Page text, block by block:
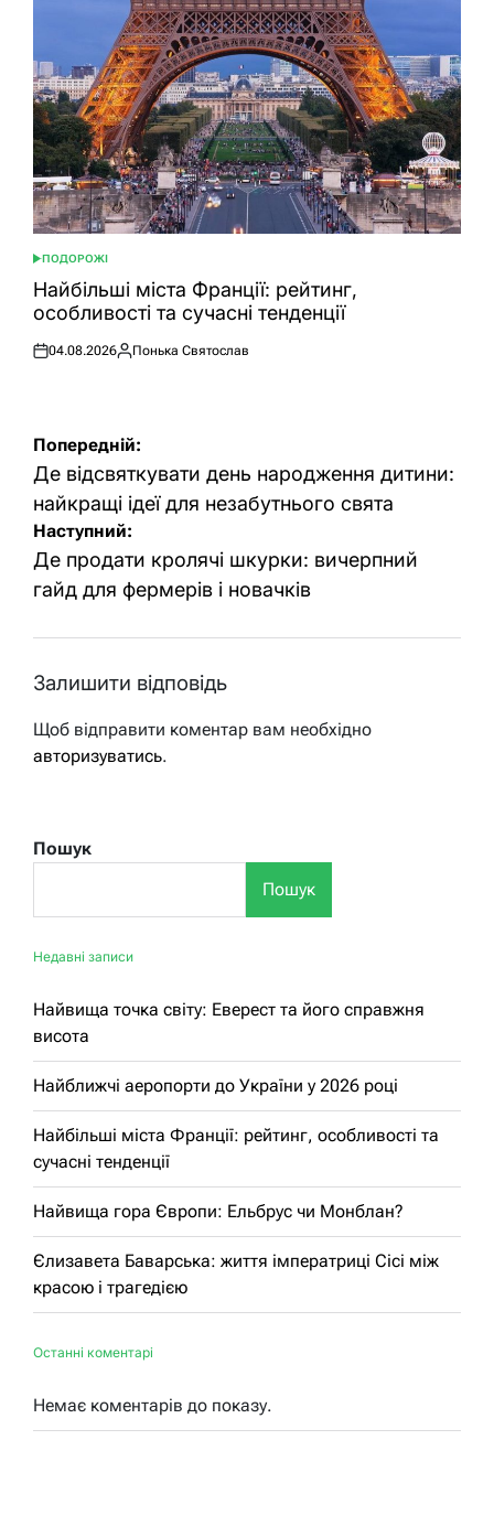
ОПУБЛІКУВАТИ
У
ПОДОРОЖІ
Найбільші міста Франції: рейтинг,
особливості та сучасні тенденції
Оприлюднено
04.08.2026
Опубліковано
Понька Святослав
Навігація
записів
Попередній:
Де відсвяткувати день народження дитини:
найкращі ідеї для незабутнього свята
Наступний:
Де продати кролячі шкурки: вичерпний
гайд для фермерів і новачків
Залишити відповідь
Щоб відправити коментар вам необхідно
авторизуватись.
Пошук
Пошук
Недавні записи
Найвища точка світу: Еверест та його справжня
висота
Найближчі аеропорти до України у 2026 році
Найбільші міста Франції: рейтинг, особливості та
сучасні тенденції
Найвища гора Європи: Ельбрус чи Монблан?
Єлизавета Баварська: життя імператриці Сісі між
красою і трагедією
Останні коментарі
Немає коментарів до показу.